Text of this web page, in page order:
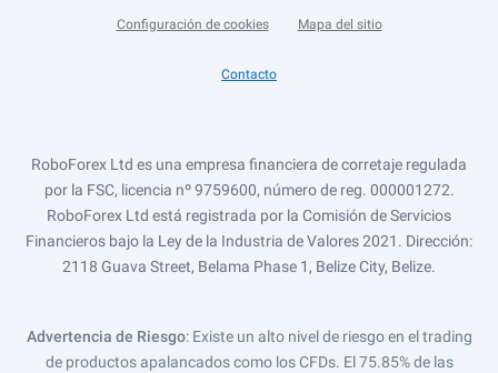
Configuración de cookies Mapa del sitio
Contacto
RoboForex Ltd es una empresa financiera de corretaje regulada
por la FSC, licencia nº 9759600, número de reg. 000001272.
RoboForex Ltd está registrada por la Comisión de Servicios
Financieros bajo la Ley de la Industria de Valores 2021. Dirección:
2118 Guava Street, Belama Phase 1, Belize City, Belize.
Advertencia de Riesgo: Existe un alto nivel de riesgo en el trading
de productos apalancados como los CFDs. El 75.85% de las